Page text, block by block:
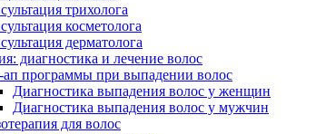
трихолога
косметолога
дерматолога
диагностика и лечение волос
ап программы при выпадении волос
Диагностика выпадения волос у женщин
Диагностика выпадения волос у мужчин
для волос